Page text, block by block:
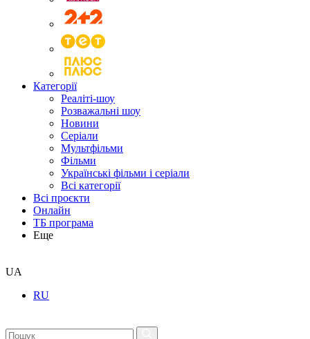
Категорії
Реаліті-шоу
Розважальні шоу
Новини
Серіали
Мультфільми
Фільми
Українські фільми і серіали
Всі категорії
Всі проєкти
Онлайн
ТБ програма
Еще
UA
RU